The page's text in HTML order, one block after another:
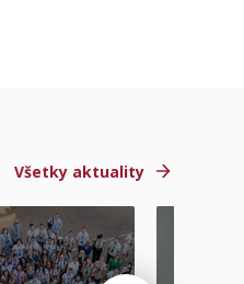
Všetky aktuality